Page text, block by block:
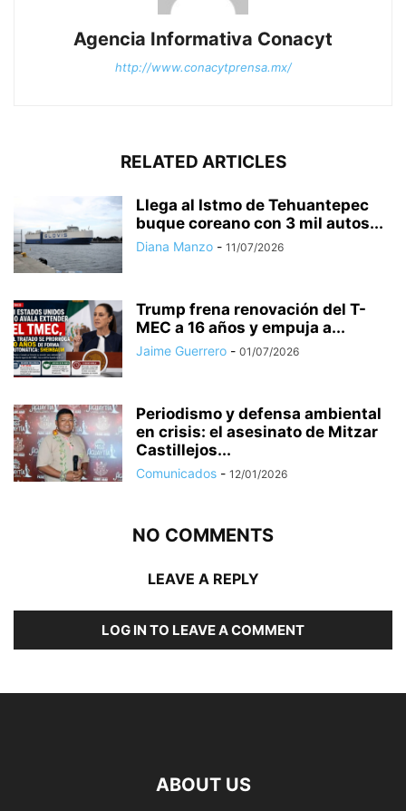
Agencia Informativa Conacyt
http://www.conacytprensa.mx/
RELATED ARTICLES
Llega al Istmo de Tehuantepec
buque coreano con 3 mil autos...
Diana Manzo - 11/07/2026
Trump frena renovación del T-
MEC a 16 años y empuja a...
Jaime Guerrero - 01/07/2026
Periodismo y defensa ambiental
en crisis: el asesinato de Mitzar
Castillejos...
Comunicados - 12/01/2026
NO COMMENTS
LEAVE A REPLY
LOG IN TO LEAVE A COMMENT
ABOUT US